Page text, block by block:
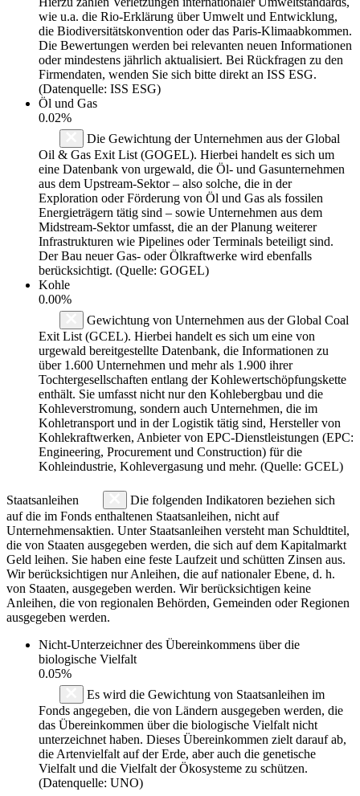
wie u.a. die Rio-Erklärung über Umwelt und Entwicklung,
die Biodiversitätskonvention oder das Paris-Klimaabkommen.
Die Bewertungen werden bei relevanten neuen Informationen
oder mindestens jährlich aktualisiert. Bei Rückfragen zu den
Firmendaten, wenden Sie sich bitte direkt an ISS ESG.
(Datenquelle: ISS ESG)
Öl und Gas
0.02%
Die Gewichtung der Unternehmen aus der Global
Oil & Gas Exit List (GOGEL). Hierbei handelt es sich um
eine Datenbank von urgewald, die Öl- und Gasunternehmen
aus dem Upstream-Sektor – also solche, die in der
Exploration oder Förderung von Öl und Gas als fossilen
Energieträgern tätig sind – sowie Unternehmen aus dem
Midstream-Sektor umfasst, die an der Planung weiterer
Infrastrukturen wie Pipelines oder Terminals beteiligt sind.
Der Bau neuer Gas- oder Ölkraftwerke wird ebenfalls
berücksichtigt. (Quelle: GOGEL)
Kohle
0.00%
Gewichtung von Unternehmen aus der Global Coal
Exit List (GCEL). Hierbei handelt es sich um eine von
urgewald bereitgestellte Datenbank, die Informationen zu
über 1.600 Unternehmen und mehr als 1.900 ihrer
Tochtergesellschaften entlang der Kohlewertschöpfungskette
enthält. Sie umfasst nicht nur den Kohlebergbau und die
Kohleverstromung, sondern auch Unternehmen, die im
Kohletransport und in der Logistik tätig sind, Hersteller von
Kohlekraftwerken, Anbieter von EPC-Dienstleistungen (EPC:
Engineering, Procurement und Construction) für die
Kohleindustrie, Kohlevergasung und mehr. (Quelle: GCEL)
Staatsanleihen
Die folgenden Indikatoren beziehen sich
auf die im Fonds enthaltenen Staatsanleihen, nicht auf
Unternehmensaktien. Unter Staatsanleihen versteht man Schuldtitel,
die von Staaten ausgegeben werden, die sich auf dem Kapitalmarkt
Geld leihen. Sie haben eine feste Laufzeit und schütten Zinsen aus.
Wir berücksichtigen nur Anleihen, die auf nationaler Ebene, d. h.
von Staaten, ausgegeben werden. Wir berücksichtigen keine
Anleihen, die von regionalen Behörden, Gemeinden oder Regionen
ausgegeben werden.
Nicht-Unterzeichner des Übereinkommens über die
biologische Vielfalt
0.05%
Es wird die Gewichtung von Staatsanleihen im
Fonds angegeben, die von Ländern ausgegeben werden, die
das Übereinkommen über die biologische Vielfalt nicht
unterzeichnet haben. Dieses Übereinkommen zielt darauf ab,
die Artenvielfalt auf der Erde, aber auch die genetische
Vielfalt und die Vielfalt der Ökosysteme zu schützen.
(Datenquelle: UNO)